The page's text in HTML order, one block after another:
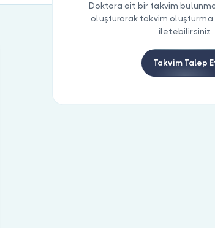
Doktora ait bir takvim
oluşturarak takvim oluşturma
iletebilirsiniz.
Takvim Talep